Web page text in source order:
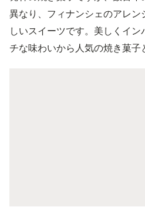
異なり、フィナンシェのアレ
しいスイーツです。美しくイ
チな味わいから人気の焼き菓子